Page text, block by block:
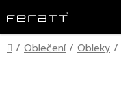
na
obsah
Domů
/ Oblečení / Obleky /